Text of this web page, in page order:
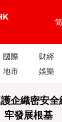
國際 财經
地市 娛樂
企織密安
牢發展根基